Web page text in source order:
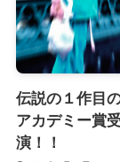
伝説の１作目
アカデミー賞
演！！